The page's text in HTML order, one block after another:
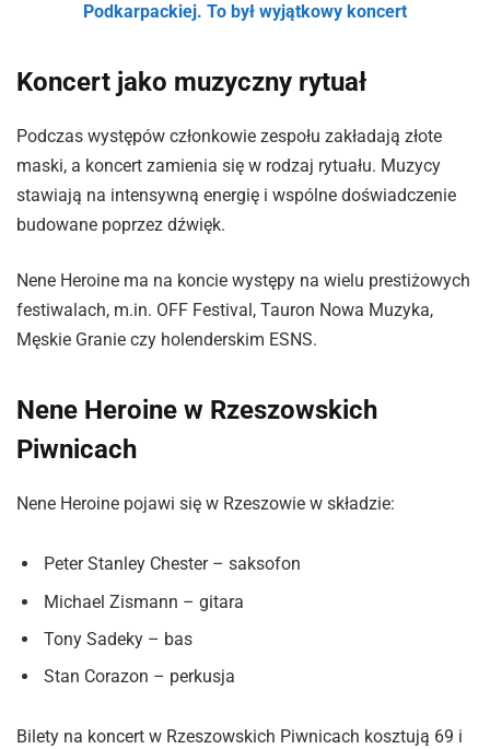
Podkarpackiej. To był wyjątkowy koncert
Koncert jako muzyczny rytuał
Podczas występów członkowie zespołu zakładają złote
maski, a koncert zamienia się w rodzaj rytuału. Muzycy
stawiają na intensywną energię i wspólne doświadczenie
budowane poprzez dźwięk.
Nene Heroine ma na koncie występy na wielu prestiżowych
festiwalach, m.in. OFF Festival, Tauron Nowa Muzyka,
Męskie Granie czy holenderskim ESNS.
Nene Heroine w Rzeszowskich
Piwnicach
Nene Heroine pojawi się w Rzeszowie w składzie:
Peter Stanley Chester – saksofon
Michael Zismann – gitara
Tony Sadeky – bas
Stan Corazon – perkusja
Bilety na koncert w Rzeszowskich Piwnicach kosztują 69 i